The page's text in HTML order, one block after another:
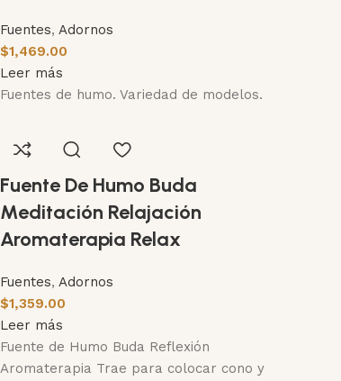
Fuentes, Adornos
$1,469.00
Leer más
Fuentes de humo. Variedad de modelos.
Fuente De Humo Buda
Meditación Relajación
Aromaterapia Relax
Fuentes, Adornos
$1,359.00
Leer más
Fuente de Humo Buda Reflexión
Aromaterapia Trae para colocar cono y